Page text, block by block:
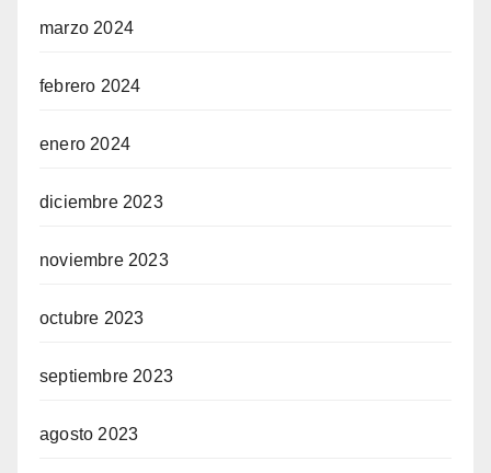
marzo 2024
febrero 2024
enero 2024
diciembre 2023
noviembre 2023
octubre 2023
septiembre 2023
agosto 2023